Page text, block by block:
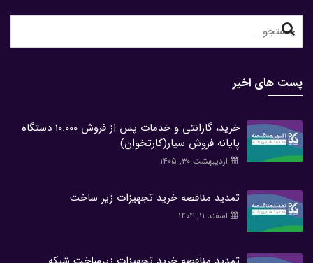
Search
for:
پست های اخیر
خرید، گارانتی و خدمات پس از فروش 10.000 دستگاه
پایانه فروش سیار(کارتخوان)
اردیبهشت ۳۰, ۱۴۰۵
تمدید مناقصه خرید تجهیزات زیر ساخت
اسفند ۱۱, ۱۴۰۴